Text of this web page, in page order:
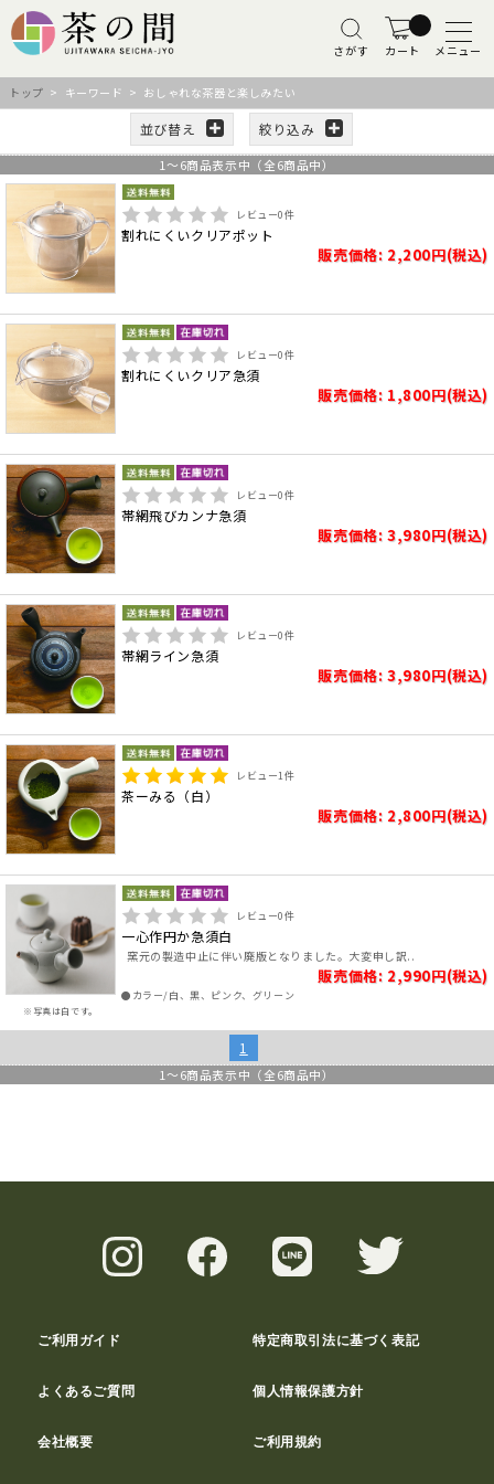
さがす カート メニュー
トップ > キーワード > おしゃれな茶器と楽しみたい
並び替え 絞り込み
1 ～6商品表示中（全6商品中）
レビュー0件
割れにくいクリアポット
販売価格: 2,200円(税込)
レビュー0件
割れにくいクリア急須
販売価格: 1,800円(税込)
レビュー0件
帯網飛びカンナ急須
販売価格: 3,980円(税込)
レビュー0件
帯網ライン急須
販売価格: 3,980円(税込)
レビュー1件
茶ーみる（白）
販売価格: 2,800円(税込)
※写真は白です。
レビュー0件
一心作円か急須白
窯元の製造中止に伴い廃版となりました。大変申し訳..
販売価格: 2,990円(税込)
●カラー/白、黒、ピンク、グリーン
1
1 ～6商品表示中（全6商品中）
ご利用ガイド 特定商取引法に基づく表記
よくあるご質問 個人情報保護方針
会社概要 ご利用規約